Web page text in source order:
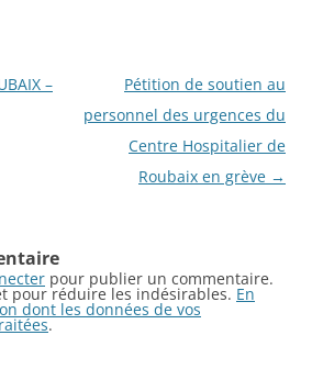
–
Pétition de soutien au
personnel des urgences du
Centre Hospitalier de
Roubaix en grève →
pour publier un commentaire.
pour réduire les indésirables. En
dont les données de vos
.